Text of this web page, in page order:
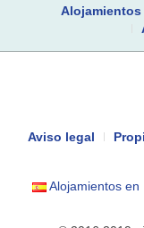
Alojamientos
Aviso legal
Alojamientos en